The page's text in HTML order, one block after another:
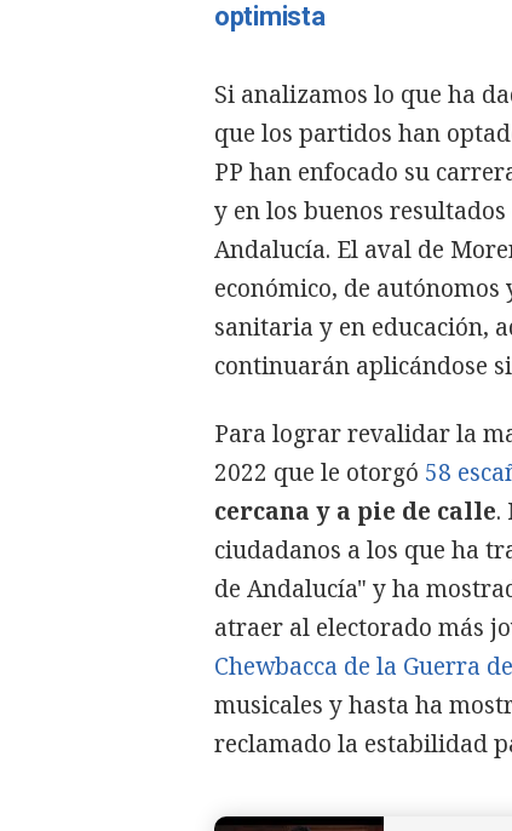
optimista
Si analizamos lo que ha
que los partidos han
PP han enfocado su
y en los buenos
Andalucía. El aval de
económico, de
sanitaria y en educación,
continuarán aplicándose
Para lograr revalidar la
2022 que le otorgó 58
cercana y a pie de calle.
ciudadanos a los que ha
de Andalucía" y ha
atraer al electorado más
Chewbacca de la Guerra
musicales y hasta ha
reclamado la estabilidad